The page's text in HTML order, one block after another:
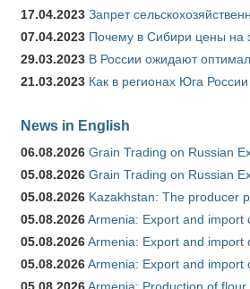
17.04.2023 Запрет
07.04.2023 Почему в Сибири цены
29.03.2023 В России ожидают
21.03.2023 Как в регионах Юга
News in English
06.08.2026 Grain Trading on Russian
05.08.2026 Grain Trading on Russian
05.08.2026 Kazakhstan: The producer
05.08.2026Armenia: Export and import
05.08.2026Armenia: Export and import
05.08.2026Armenia: Export and import